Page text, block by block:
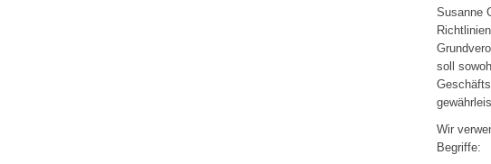
Susanne
soll
Wir
Begriffe: